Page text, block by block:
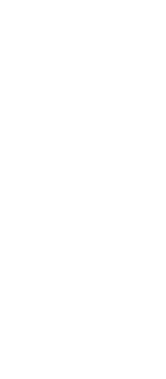
Meilensteine -
mit einem
auf